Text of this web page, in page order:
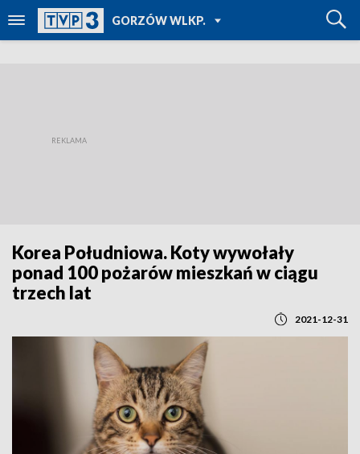
GORZÓW WLKP.
TVP REGIONY
Korea Południowa. Koty wywołały
ponad 100 pożarów mieszkań w ciągu
trzech lat
2021-12-31